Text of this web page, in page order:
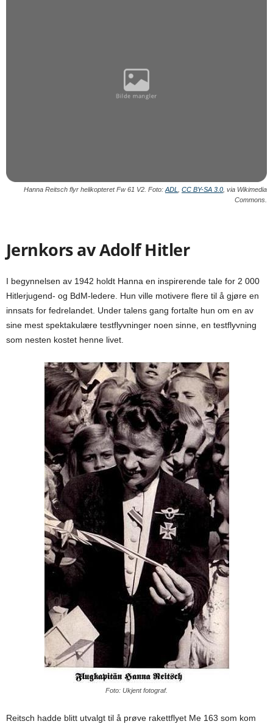
Hanna Reitsch flyr helikopteret Fw 61 V2. Foto: ADL CC BY-SA 3.0 , via Wikimedia
Commons.
Jernkors av Adolf Hitler
I begynnelsen av 1942 holdt Hanna en inspirerende tale for 2 000
Hitlerjugend- og BdM-ledere. Hun ville motivere flere til å gjøre en
innsats for fedrelandet. Under talens gang fortalte hun om en av
sine mest spektakulære testflyvninger noen sinne, en testflyvning
som nesten kostet henne livet.
Foto: Ukjent fotograf.
Reitsch hadde blitt utvalgt til å prøve rakettflyet Me 163 som kom